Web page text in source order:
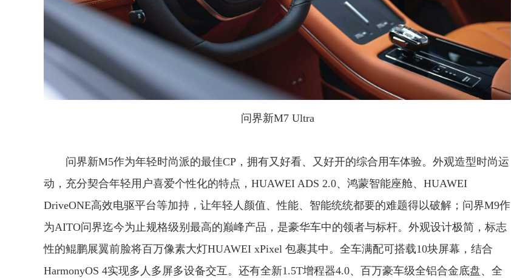
问界新M7 Ultra
问界新M5作为年轻时尚派的最佳CP，拥有又好看、又好开的综合用车体验。外观造型时尚运
动，充分契合年轻用户喜爱个性化的特点，HUAWEI ADS 2.0、鸿蒙智能座舱、HUAWEI
DriveONE高效电驱平台等加持，让年轻人颜值、性能、智能统统都要的难题得以破解；问界M9作
为AITO问界迄今为止规格级别最高的巅峰产品，是豪华车中的领者与标杆。外观设计极简，标志
性的鲲鹏展翼前脸将百万像素大灯HUAWEI xPixel 包裹其中。全车满配可搭载10块屏幕，结合
HarmonyOS 4实现多人多屏多设备交互。还有全新1.5T增程器4.0、百万豪车级全铝合金底盘、全